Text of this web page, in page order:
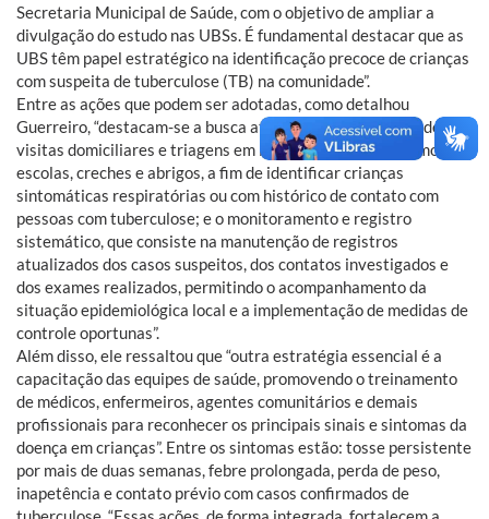
Secretaria Municipal de Saúde, com o objetivo de ampliar a
divulgação do estudo nas UBSs. É fundamental destacar que as
UBS têm papel estratégico na identificação precoce de crianças
com suspeita de tuberculose (TB) na comunidade”.
Entre as ações que podem ser adotadas, como detalhou
Guerreiro, “destacam-se a busca ativa de casos, por meio de
visitas domiciliares e triagens em locais estratégicos, como
escolas, creches e abrigos, a fim de identificar crianças
sintomáticas respiratórias ou com histórico de contato com
pessoas com tuberculose; e o monitoramento e registro
sistemático, que consiste na manutenção de registros
atualizados dos casos suspeitos, dos contatos investigados e
dos exames realizados, permitindo o acompanhamento da
situação epidemiológica local e a implementação de medidas de
controle oportunas”.
Além disso, ele ressaltou que “outra estratégia essencial é a
capacitação das equipes de saúde, promovendo o treinamento
de médicos, enfermeiros, agentes comunitários e demais
profissionais para reconhecer os principais sinais e sintomas da
doença em crianças”. Entre os sintomas estão: tosse persistente
por mais de duas semanas, febre prolongada, perda de peso,
inapetência e contato prévio com casos confirmados de